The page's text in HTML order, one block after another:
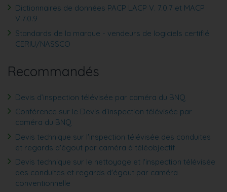
Dictionnaires de données PACP LACP V. 7.0.7 et MACP
V.7.0.9
Standards de la marque - vendeurs de logiciels certifié
CERIU/NASSCO
Recommandés
Devis d’inspection télévisée par caméra du BNQ
Conférence sur le Devis d’inspection télévisée par
caméra du BNQ
Devis technique sur l'inspection télévisée des conduites
et regards d'égout par caméra à téléobjectif
Devis technique sur le nettoyage et l'inspection télévisée
des conduites et regards d'égout par caméra
conventionnelle